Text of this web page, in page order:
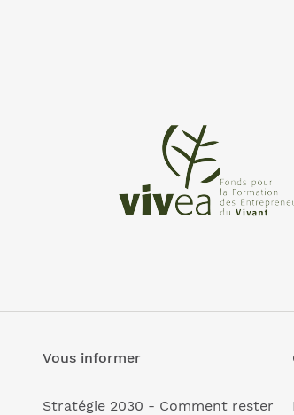
Vous informer
Stratégie 2030 - Comment rester